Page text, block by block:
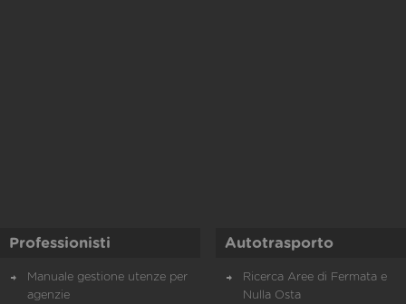
Professionisti
Manuale gestione utenze per
agenzie
Autotrasporto
Ricerca Aree di Fermata e
Nulla Osta